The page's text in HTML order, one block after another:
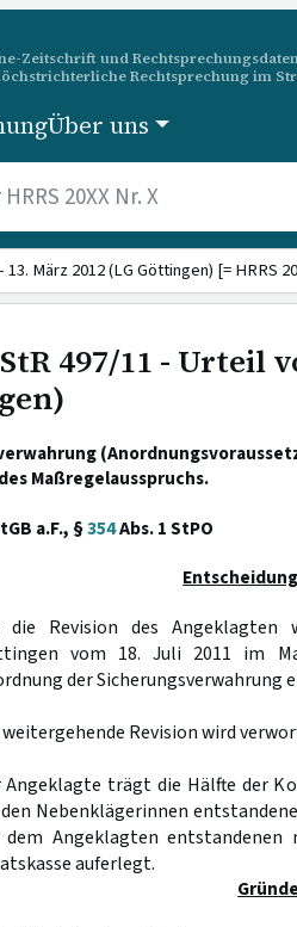
Zeitschrift und
Rechtsprechung im
Über uns
13. März 2012 (LG Göttingen) [= HRRS
497/11 - Urteil
Maßregelausspruchs.
a.F., §354Abs. 1 StPO
die Revision des Angeklagten
vom 18. Juli 2011 im
der Sicherungsverwahrung
weitergehende Revision wird
Angeklagte trägt die Hälfte der
Nebenklägerinnen
dem Angeklagten entstandenen
auferlegt.
Gründe